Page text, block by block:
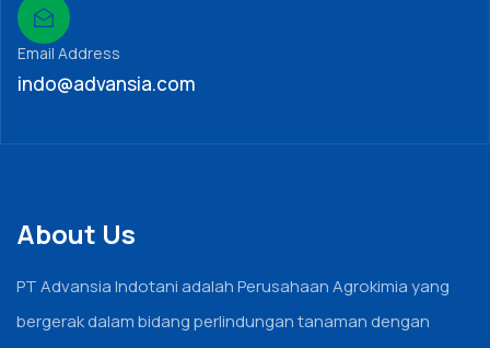
Email Address
indo@advansia.com
About Us
PT Advansia Indotani adalah Perusahaan Agrokimia yang
bergerak dalam bidang perlindungan tanaman dengan